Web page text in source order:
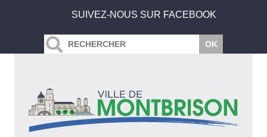
SUIVEZ-NOUS SUR FACEBOOK